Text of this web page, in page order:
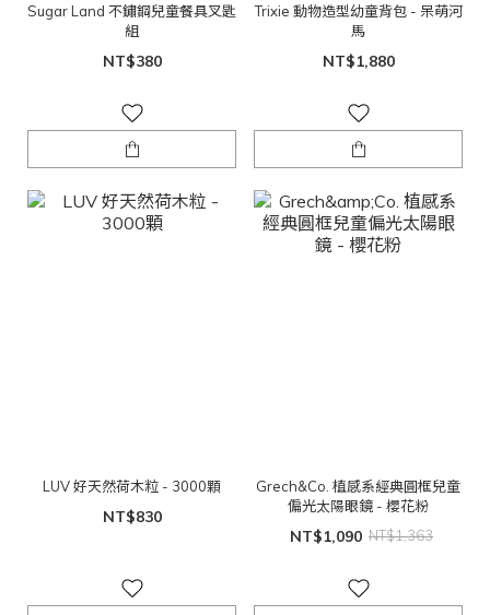
Sugar Land 不鏽鋼兒童餐具叉匙
組
NT$380
Trixie 動物造型幼童背包 - 呆萌河
馬
NT$1,880
LUV 好天然荷木粒 - 3000顆
NT$830
Grech&Co. 植感系經典圓框兒童
偏光太陽眼鏡 - 櫻花粉
NT$1,090 NT$1,363